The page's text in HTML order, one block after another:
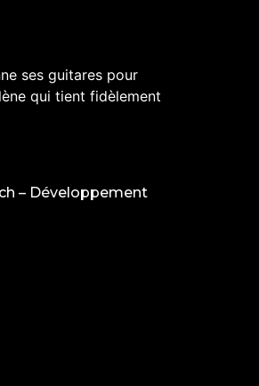
ses guitares pour
qui tient fidèlement
– Développement